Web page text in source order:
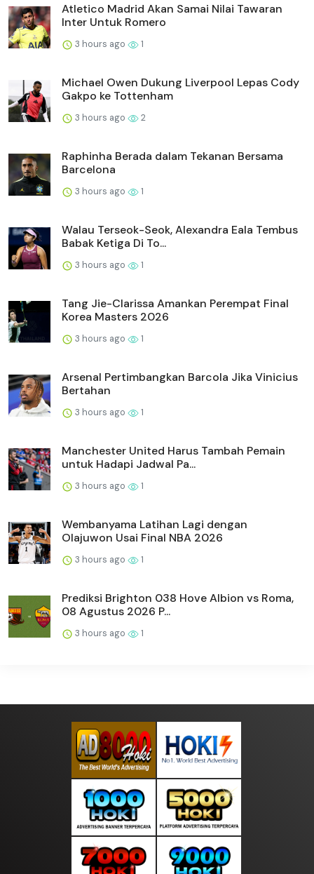
Atletico Madrid Akan Samai Nilai Tawaran
Inter Untuk Romero
3 hours ago 1
Michael Owen Dukung Liverpool Lepas Cody
Gakpo ke Tottenham
3 hours ago 2
Raphinha Berada dalam Tekanan Bersama
Barcelona
3 hours ago 1
Walau Terseok-Seok, Alexandra Eala Tembus
Babak Ketiga Di To...
3 hours ago 1
Tang Jie-Clarissa Amankan Perempat Final
Korea Masters 2026
3 hours ago 1
Arsenal Pertimbangkan Barcola Jika Vinicius
Bertahan
3 hours ago 1
Manchester United Harus Tambah Pemain
untuk Hadapi Jadwal Pa...
3 hours ago 1
Wembanyama Latihan Lagi dengan
Olajuwon Usai Final NBA 2026
3 hours ago 1
Prediksi Brighton 038 Hove Albion vs Roma,
08 Agustus 2026 P...
3 hours ago 1